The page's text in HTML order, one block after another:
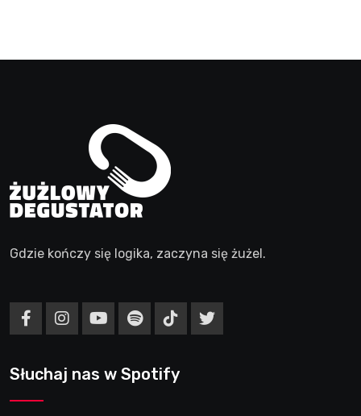
Gdzie kończy się logika, zaczyna się żużel.
Słuchaj nas w Spotify